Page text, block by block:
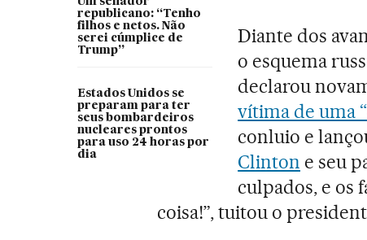
republicano: “Tenho
filhos e netos. Não
serei cúmplice de
Trump”
Estados Unidos se
preparam para ter
seus bombardeiros
nucleares prontos
para uso 24 horas por
dia
Diante dos
o esquema
declarou
vítima de uma
conluio e
Clinton e seu
culpados, e os
coisa!”, tuitou o